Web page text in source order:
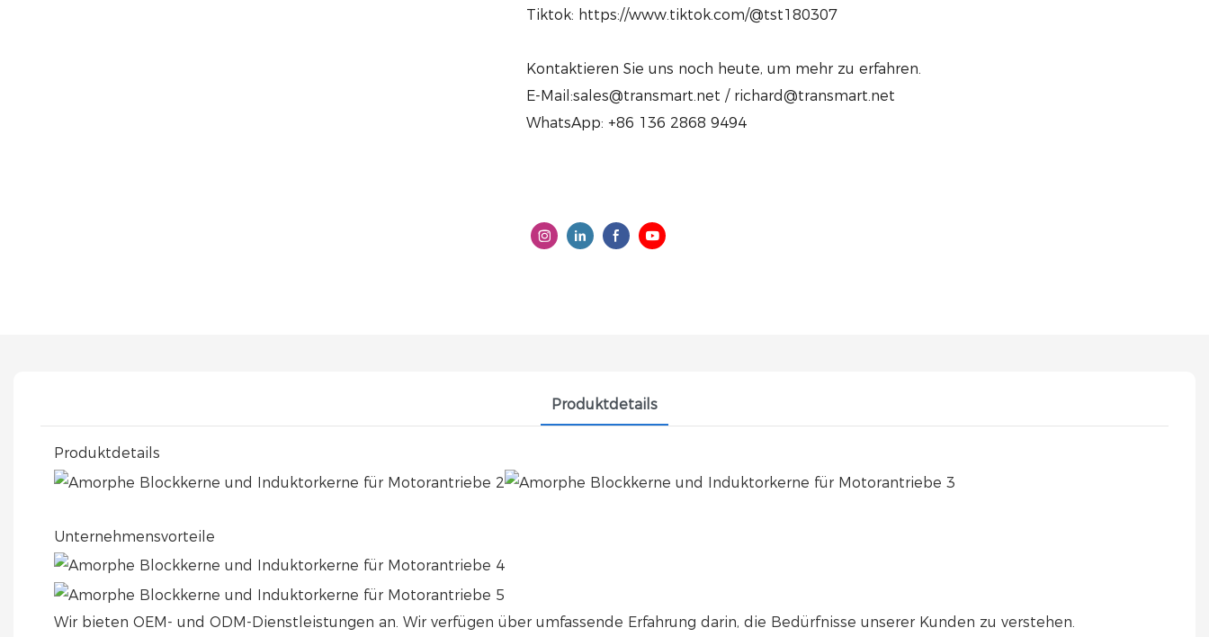
Tiktok: https://www.tiktok.com/@tst180307
Kontaktieren Sie uns noch heute, um mehr zu erfahren.
E-Mail:sales@transmart.net / richard@transmart.net
WhatsApp: +86 136 2868 9494
Produktdetails
Produktdetails
Unternehmensvorteile
Wir bieten OEM- und ODM-Dienstleistungen an. Wir verfügen über umfassende Erfahrung darin, die Bedürfnisse unserer Kunden zu verstehen.